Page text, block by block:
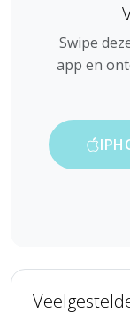
Swipe
app en